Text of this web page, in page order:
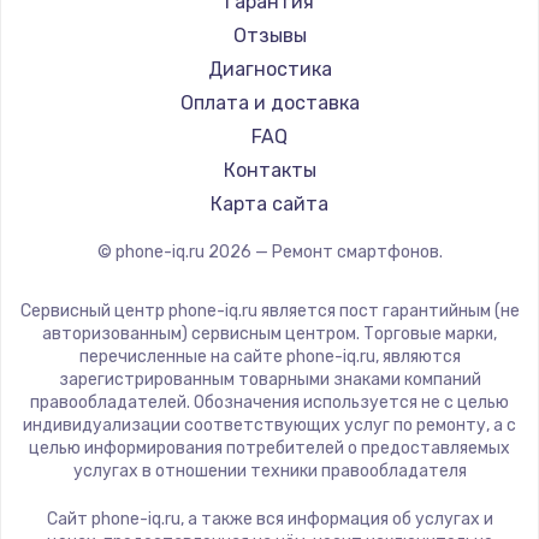
1430 руб.
Заказать
Чистка от пыли
1330 руб.
Заказать
2600 руб.
Заказать
Замена материнской платы
1690 руб.
Ремонт смартфонов HP
Ремонт смартфонов Poco
Ремонт смартфонов HTC
Ремонт смартфонов Blackmagic
Ремонт смартфонов Nothing
Ремонт смартфонов iQOO
Kyocera
LeEco
OnePlus
teXet
Motorola
Prestigio
Elephone
BlackView
Google
Vertu
Tp-Link
Отзывы
Диагностика
Оплата и доставка
FAQ
Контакты
Карта сайта
© phone-iq.ru 2026 — Ремонт смартфонов.
Сервисный центр phone-iq.ru является пост гарантийным (не
авторизованным) сервисным центром. Торговые марки,
перечисленные на сайте phone-iq.ru, являются
зарегистрированным товарными знаками компаний
правообладателей. Обозначения используется не с целью
индивидуализации соответствующих услуг по ремонту, а с
целью информирования потребителей о предоставляемых
услугах в отношении техники правообладателя
Сайт phone-iq.ru, а также вся информация об услугах и